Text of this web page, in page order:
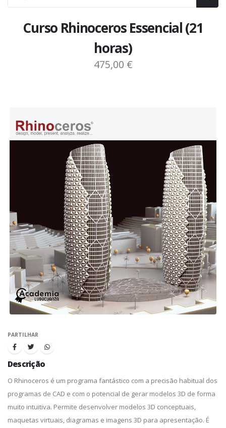
Curso Rhinoceros Essencial (21
horas)
475,00 €
PARTILHAR
Descrição
O Rhinoceros é um programa fantástico com a precisão habitual dos
programas de CAD e com o potencial de gerar modelos 3D de forma
muito intuitiva. Permite desenvolver modelos 3D conceptuais,
maquetas virtuais, diagramas e imagens 3D para apresentação. É